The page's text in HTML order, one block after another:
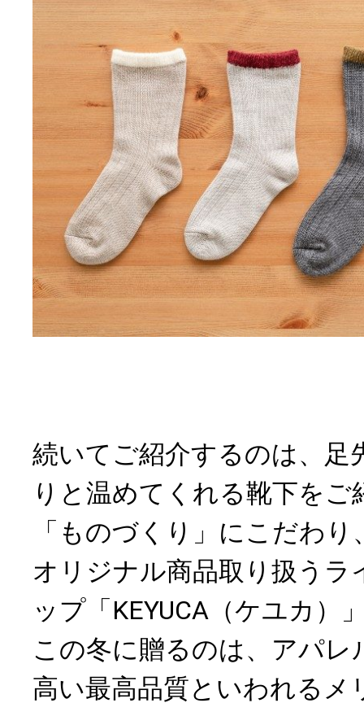
続いてご紹介するのは、足
りと温めてくれる靴下をご
「ものづくり」にこだわ
オリジナル商品取り扱うラ
ップ「KEYUCA（ケユカ）
この冬に贈るのは、アパレ
高い最高品質といわれるメ